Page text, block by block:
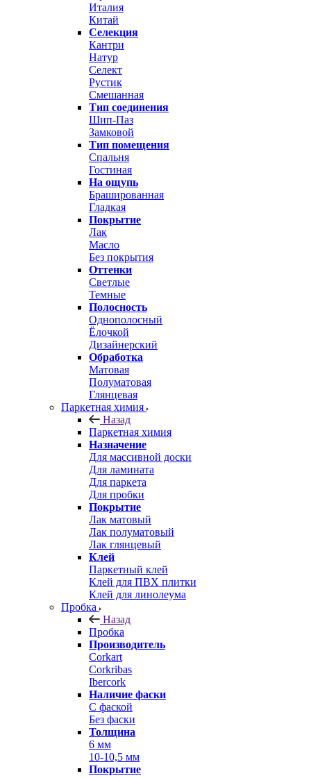
Италия
Китай
Селекция
Кантри
Натур
Селект
Рустик
Смешанная
Тип соединения
Шип-Паз
Замковой
Тип помещения
Спальня
Гостиная
На ощупь
Брашированная
Гладкая
Покрытие
Лак
Масло
Без покрытия
Оттенки
Светлые
Темные
Полосность
Однополосный
Ёлочкой
Дизайнерский
Обработка
Матовая
Полуматовая
Глянцевая
Паркетная химия
Назад
Паркетная химия
Назначение
Для массивной доски
Для ламината
Для паркета
Для пробки
Покрытие
Лак матовый
Лак полуматовый
Лак глянцевый
Клей
Паркетный клей
Клей для ПВХ плитки
Клей для линолеума
Пробка
Назад
Пробка
Производитель
Corkart
Corkribas
Ibercork
Наличие фаски
С фаской
Без фаски
Толщина
6 мм
10-10,5 мм
Покрытие